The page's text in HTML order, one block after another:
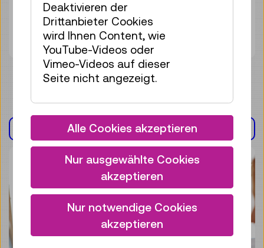
Workshop
AUSSTELLUNG(EN)
Deaktivieren der
Drittanbieter Cookies
wird Ihnen Content, wie
YouTube-Videos oder
Vimeo-Videos auf dieser
Seite nicht angezeigt.
Alle Cookies akzeptieren
Nur ausgewählte Cookies
akzeptieren
Nur notwendige Cookies
akzeptieren